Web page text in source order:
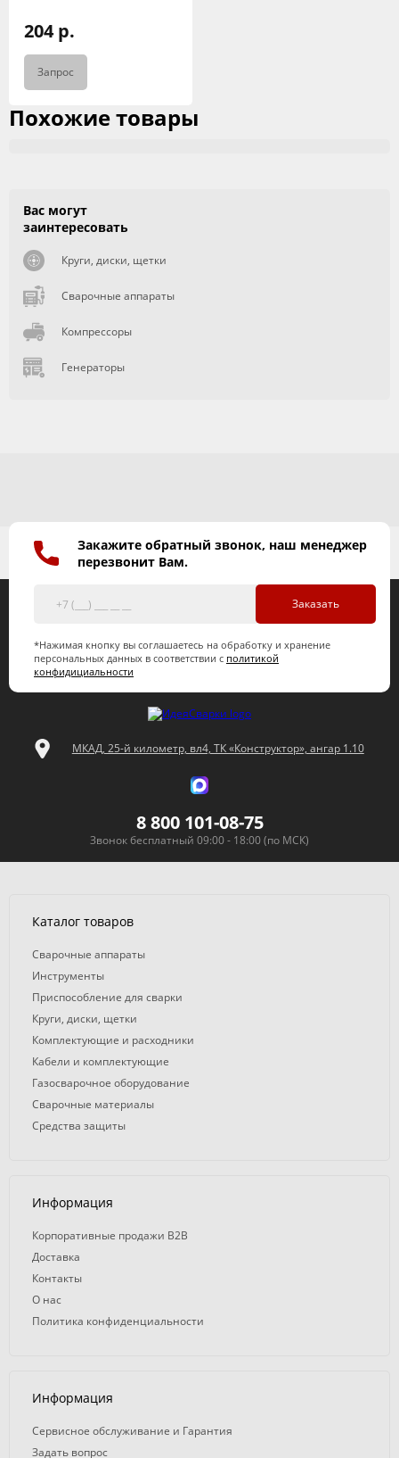
204 р.
Запрос
Похожие товары
Вас могут
заинтересовать
Круги, диски, щетки
Сварочные аппараты
Компрессоры
Генераторы
Закажите обратный звонок, наш менеджер
перезвонит Вам.
Заказать
*Нажимая кнопку вы соглашаетесь на обработку и хранение
персональных данных в соответствии с политикой
конфидициальности
МКАД, 25-й километр, вл4, ТК «Конструктор», ангар 1.10
8 800 101-08-75
Звонок бесплатный 09:00 - 18:00 (по МСК)
Каталог товаров
Сварочные аппараты
Инструменты
Приспособление для сварки
Круги, диски, щетки
Комплектующие и расходники
Кабели и комплектующие
Газосварочное оборудование
Сварочные материалы
Средства защиты
Информация
Корпоративные продажи B2B
Доставка
Контакты
О нас
Политика конфиденциальности
Информация
Сервисное обслуживание и Гарантия
Задать вопрос